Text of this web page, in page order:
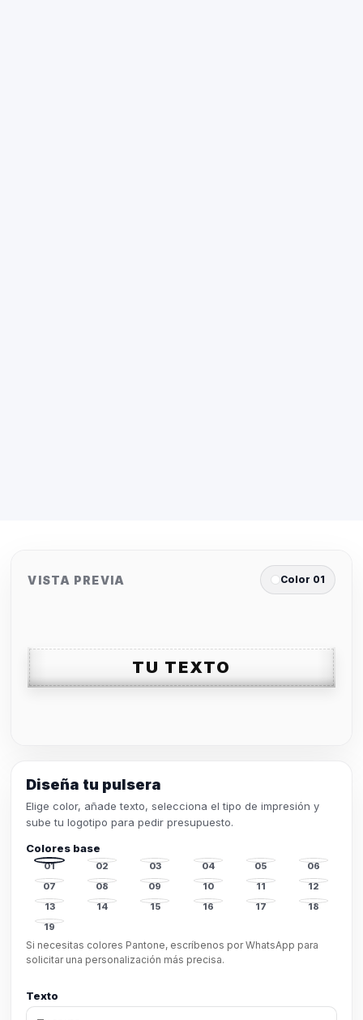
VISTA PREVIA Color 01
TU TEXTO
Diseña tu pulsera
Elige color, añade texto, selecciona el tipo de impresión y
sube tu logotipo para pedir presupuesto.
Colores base
01 02 03 04 05
06
07
08 09 10 11
12
13
14 15 16 17
18
19
Si necesitas colores Pantone, escríbenos por WhatsApp para
solicitar una personalización más precisa.
Texto